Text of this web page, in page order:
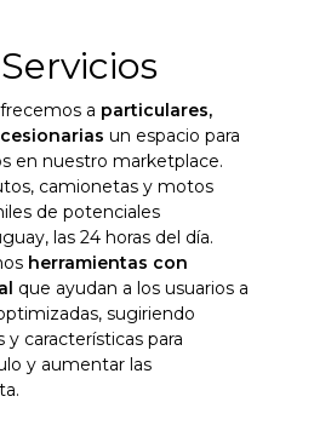
a particulares,
un espacio para
en nuestro marketplace.
camionetas y motos
de potenciales
las 24 horas del día.
herramientas con
que ayudan a los usuarios a
sugiriendo
características para
y aumentar las